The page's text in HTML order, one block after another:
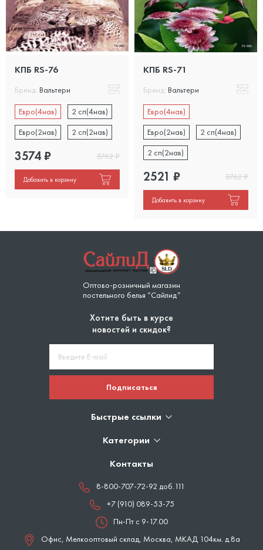
КПБ RS-76
Бренд: Вальтери
Евро(4нав)
2 сп(4нав)
Евро(2нав)
2 сп(2нав)
3574₽ 3762₽
Добавить в корзину
КПБ RS-71
Бренд: Вальтери
Евро(4нав)
Евро(2нав)
2 сп(4нав)
2 сп(2нав)
2521 ₽ 3762₽
Добавить в корзину
Оптово-розничный магазин
постельного белья “Сайлид”
Хотите быть в курсе
новостей и скидок?
Подписаться
Быстрые ссылки
Категории
Контакты
8-800-707-72-92 доб.111
+7 (910) 089-53-75
Пн-Пт с 9-17.00
Офис, Мелкооптовый склад, Москва, МКАД 104км. д.8а